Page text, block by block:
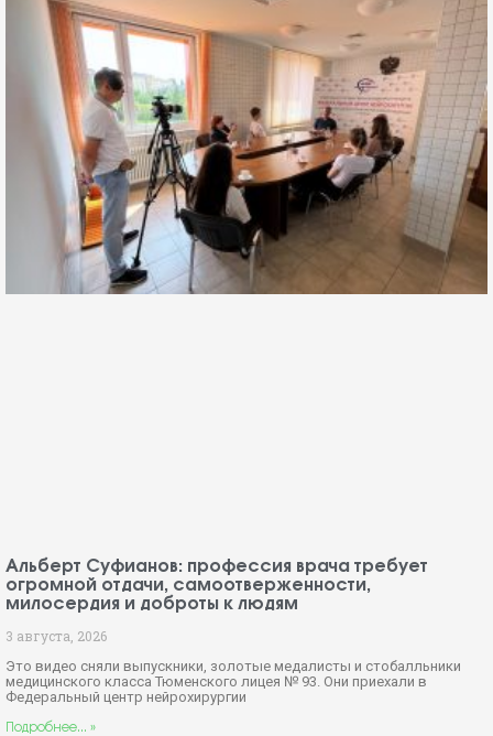
Альберт Суфианов: профессия врача требует
огромной отдачи, самоотверженности,
милосердия и доброты к людям
3 августа, 2026
Это видео сняли выпускники, золотые медалисты и стобалльники
медицинского класса Тюменского лицея № 93. Они приехали в
Федеральный центр нейрохирургии
Подробнее... »